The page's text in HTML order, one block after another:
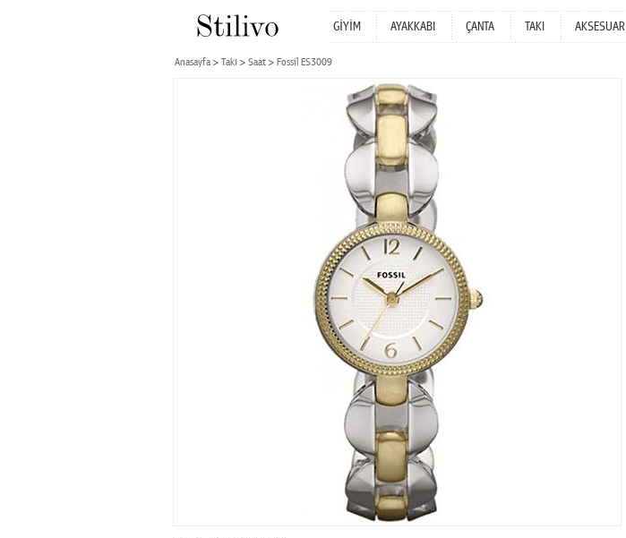
GİYİM AYAKKABI ÇANTA TAKI AKSESUAR
Anasayfa Takı Saat Fossil ES3009